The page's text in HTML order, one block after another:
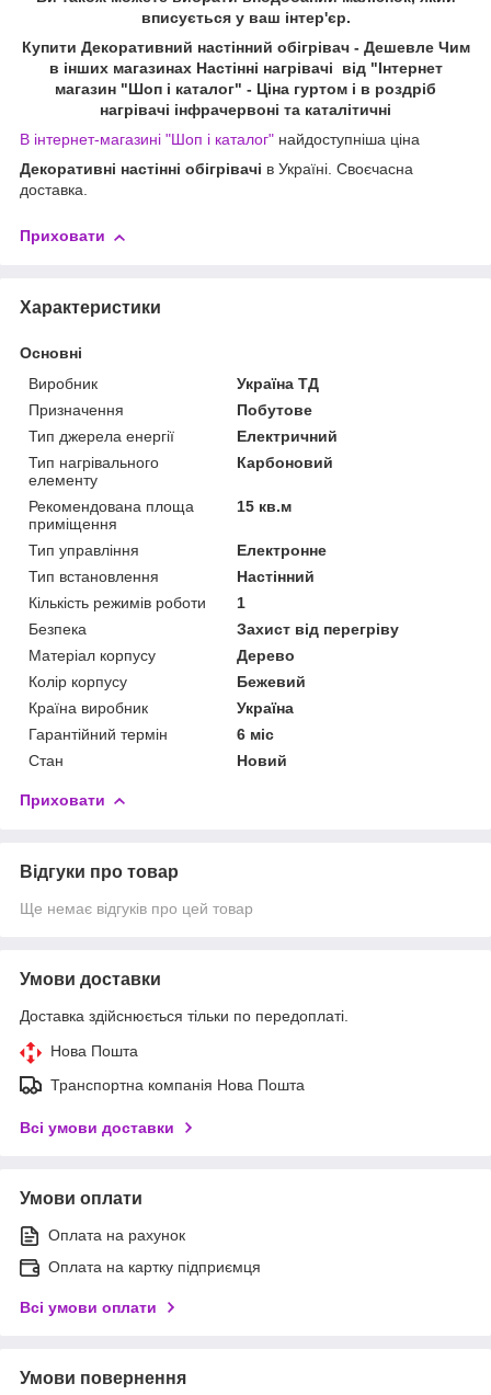
вписується у ваш інтер'єр.
Купити Декоративний настінний обігрівач - Дешевле Чим
в інших магазинах Настінні нагрівачі від "Інтернет
магазин "Шоп і каталог" - Ціна гуртом і в роздріб
нагрівачі інфрачервоні та каталітичні
В інтернет-магазині "Шоп і каталог" найдоступніша ціна
Декоративні настінні обігрівачі в Україні. Своєчасна
доставка.
Приховати
Характеристики
Основні
Виробник
Україна ТД
Призначення
Побутове
Тип джерела енергії
Електричний
Тип нагрівального
елементу
Карбоновий
Рекомендована площа
приміщення
15 кв.м
Тип управління
Електронне
Тип встановлення
Настінний
Кількість режимів роботи
1
Безпека
Захист від перегріву
Матеріал корпусу
Дерево
Колір корпусу
Бежевий
Країна виробник
Україна
Гарантійний термін
6 міс
Стан
Новий
Приховати
Відгуки про товар
Ще немає відгуків про цей товар
Умови доставки
Доставка здійснюється тільки по передоплаті.
Нова Пошта
Транспортна компанія Нова Пошта
Всі умови доставки
Умови оплати
Оплата на рахунок
Оплата на картку підприємця
Всі умови оплати
Умови повернення